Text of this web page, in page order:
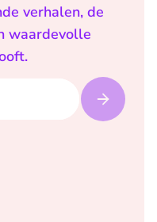
verhalen, de
waardevolle